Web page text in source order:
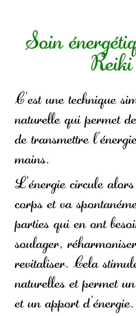
Soin
Reiki
C’est une technique
naturelle qui permet
de transmettre
mains.
L’énergie circule
corps et va
parties qui en ont
soulager,
revitaliser. Cela
naturelles et permet
et un apport d’énergie.